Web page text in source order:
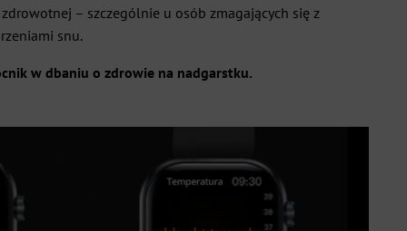
– szczególnie u osób zmagających się z
snu.
w dbaniu o zdrowie na nadgarstku.